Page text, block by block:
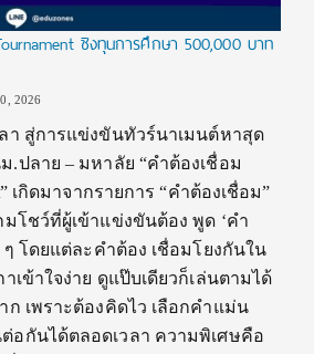
ชิงทุนการศึกษา 500,000 บาท
2026
า สู่การแข่งขันทัวร์นาเมนต์หาสุด
.ปลาย – มหาลัย “คำต้องเชื่อม
เกิดมาจากรายการ “คำต้องเชื่อม”
มโชว์ที่ผู้เข้าแข่งขันต้อง พูด ‘คำ
ๆ โดยแต่ละคำต้อง เชื่อมโยงกันใน
เข้าใจง่าย ดูแป๊บเดียวก็เล่นตามได้
ก เพราะต้องคิดไว เลือกคำแม่น
อกันได้ตลอดเวลา ความพิเศษคือ